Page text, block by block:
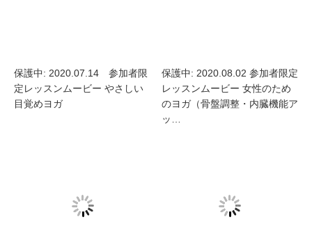
保護中: 2020.07.14 参加者限
定レッスンムービー やさしい
目覚めヨガ
保護中: 2020.08.02 参加者限定
レッスンムービー 女性のため
のヨガ（骨盤調整・内臓機能ア
ッ…